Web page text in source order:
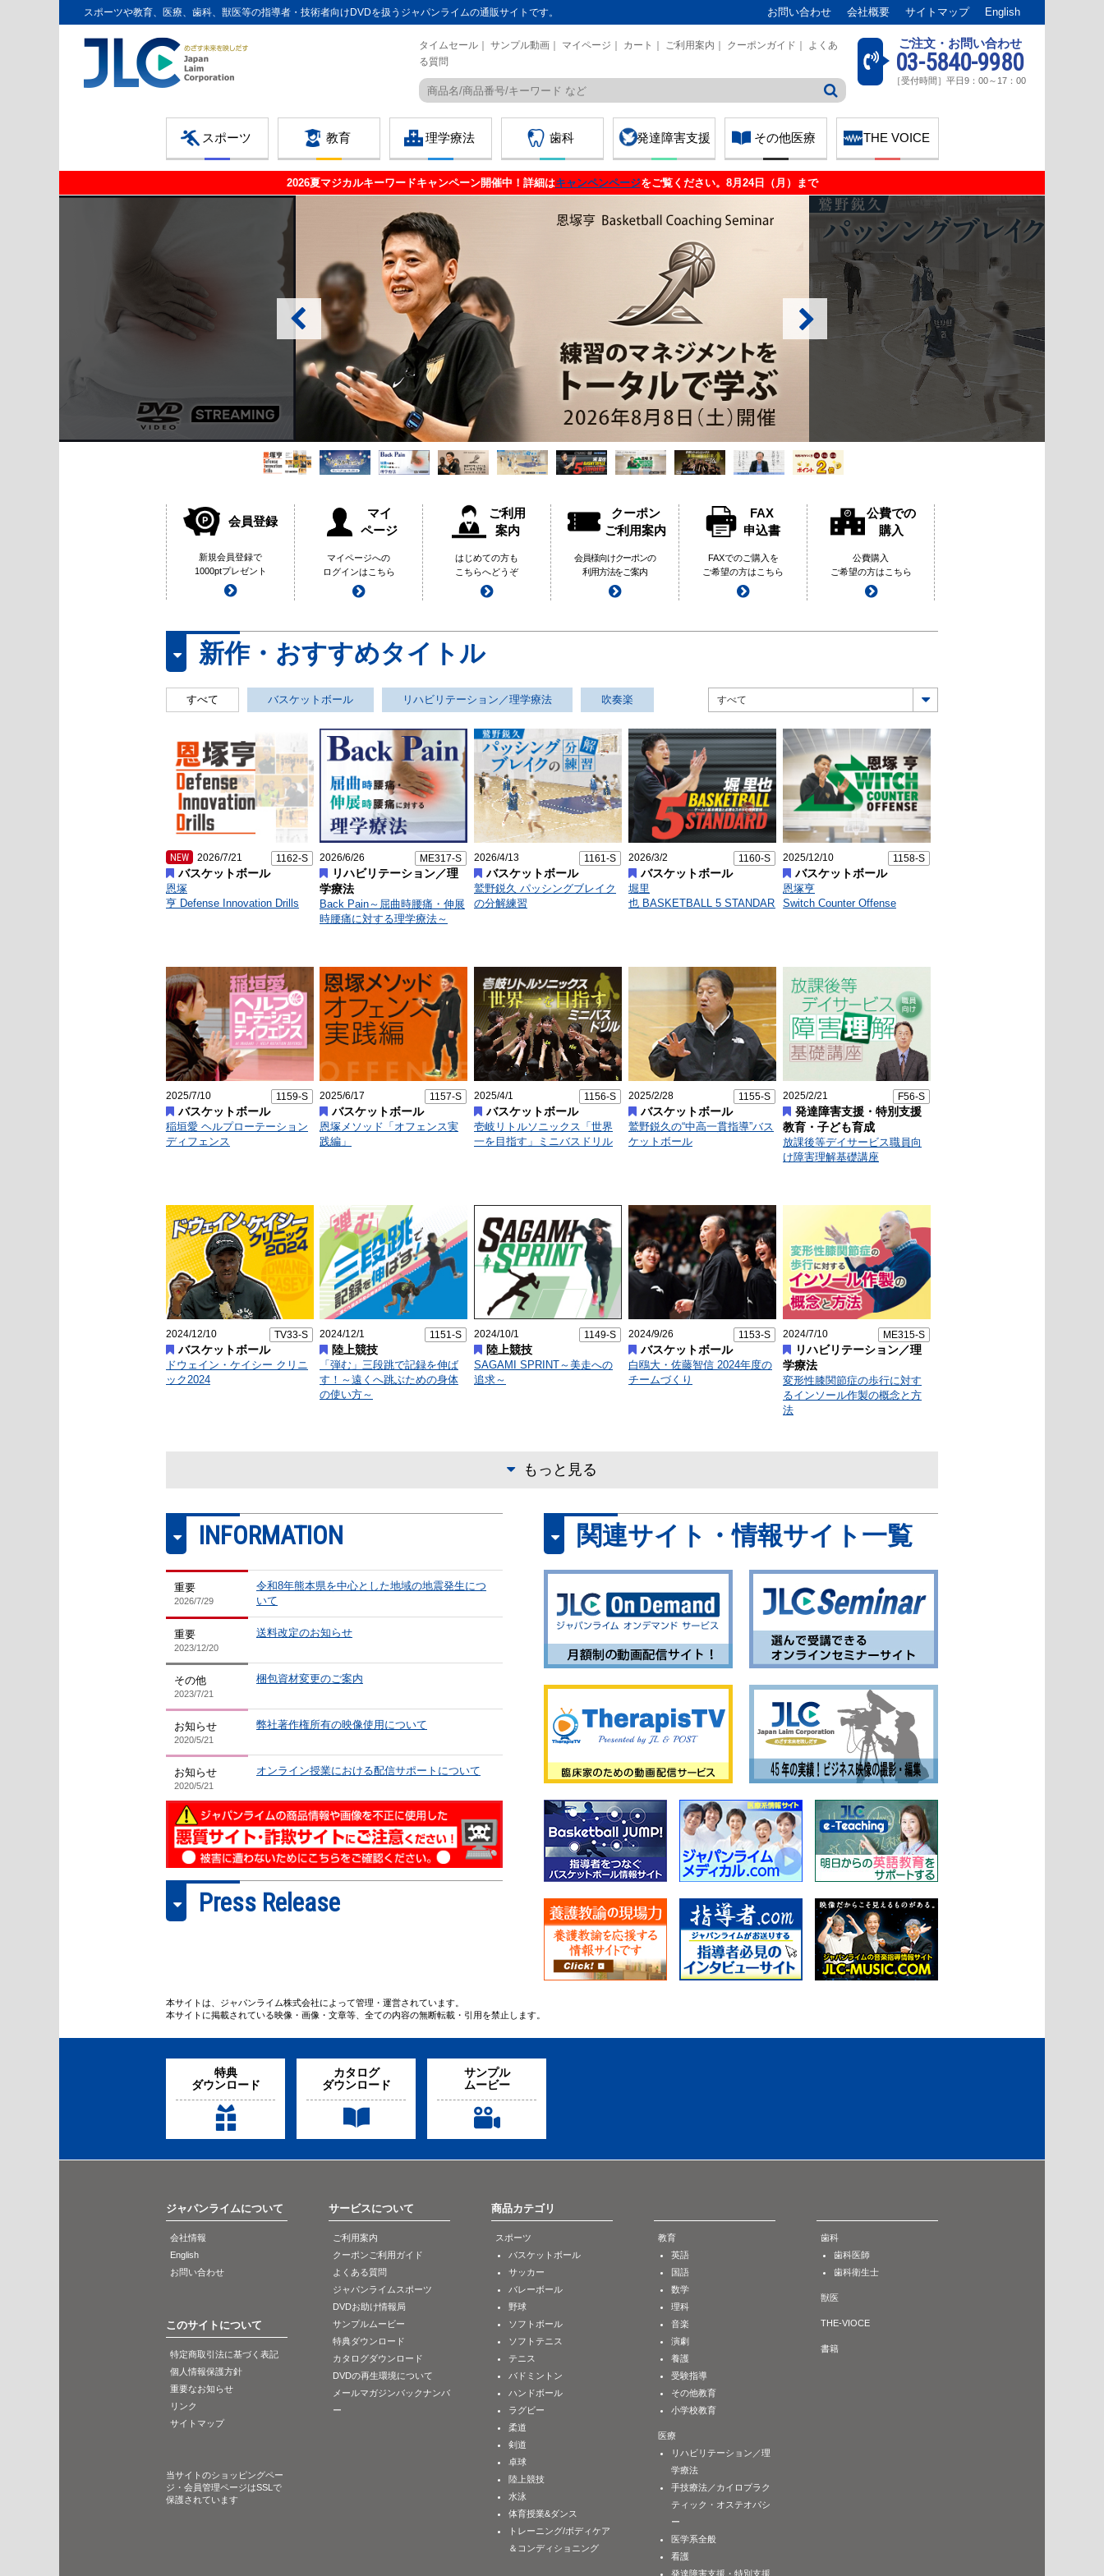
スポーツや教育、医療、歯科、獣医等の指導者・技術者向けDVDを扱うジャパンライムの通販サイトです。 お問い合わせ 会社概要 サイトマップ English
ご注文・お問い合わせ
03-5840-9980
［受付時間］平日9：00～17：00
タイムセール サンプル動画 マイページ カート ご利用案内 クーポンガイド
よくあ
る質問
スポーツ 教育 理学療法 歯科 発達障害支援 その他医療 THE VOICE
2026夏マジカルキーワードキャンペーン開催中！詳細はキャンペンページをご覧ください。8月24日（月）まで
会員登録
新規会員登録で
1000ptプレゼント
マイ
ページ
マイページへの
ログインはこちら
ご利用
案内
はじめての方も
こちらへどうぞ
クーポン
ご利用案内
会員様向けクーポンの
利用方法をご案内
FAX
申込書
FAXでのご購入を
ご希望の方はこちら
公費での
購入
公費購入
ご希望の方はこちら
新作・おすすめタイトル
すべて バスケットボール リハビリテーション／理学療法 吹奏楽
NEW 2026/7/21 1162-S
バスケットボール
恩塚
亨 Defense Innovation Drills
2026/6/26 ME317-S
リハビリテーション／理
学療法
Back Pain～屈曲時腰痛・伸展
時腰痛に対する理学療法～
2026/4/13 1161-S
バスケットボール
鷲野鋭久 パッシングブレイク
の分解練習
2026/3/2 1160-S
バスケットボール
堀里
也 BASKETBALL 5 STANDARD
2025/12/10 1158-S
バスケットボール
恩塚亨
Switch Counter Offense
2025/7/10 1159-S
バスケットボール
稲垣愛 ヘルプローテーション
ディフェンス
2025/6/17 1157-S
バスケットボール
恩塚メソッド「オフェンス実
践編」
2025/4/1 1156-S
バスケットボール
壱岐リトルソニックス「世界
一を目指す」ミニバスドリル
2025/2/28 1155-S
バスケットボール
鷲野鋭久の“中高一貫指導”バス
ケットボール
2025/2/21 F56-S
発達障害支援・特別支援
教育・子ども育成
放課後等デイサービス職員向
け障害理解基礎講座
2024/12/10 TV33-S
バスケットボール
ドウェイン・ケイシー クリニ
ック2024
2024/12/1 1151-S
陸上競技
「弾む」三段跳で記録を伸ば
す！～遠くへ跳ぶための身体
の使い方～
2024/10/1 1149-S
陸上競技
SAGAMI SPRINT～美走への
追求～
2024/9/26 1153-S
バスケットボール
白鴎大・佐藤智信 2024年度の
チームづくり
2024/7/10 ME315-S
リハビリテーション／理
学療法
変形性膝関節症の歩行に対す
るインソール作製の概念と方
法
2024/7/10 1152-S
バレーボール
ゲームを想定したディフェン
ス分解練習
2024/7/10 1148-S
陸上競技
ら 強い“インパクト”を引き出
す
2024/6/13 1150-S
BASKETBALL CONCEPT
2024/5/29 ME314-S
リハビリテーション／理
学療法
軸圧連動メソッド
Functional Recovery Approach
2024/4/1 TF04-S
陸上競技
【陸上競技の専門書シリー
ズ】短距離／Sprint
2024/3/20 ME316-S
リハビリテーション／理
学療法
機能解剖
学 functional anatomy
2024/2/20 1145-S
バスケットボール
陸川章 Tokai Defense
Coaching ＆ Drills
1146-S
陸上競技
SAGAMI SPRINT ハードル
2023/11/24 1141-S
バスケットボール
恩塚亨 Offence Game Model
2023/11/1 1147-S
陸上競技
円盤をより遠くへ飛ばすため
に
リハビリテーション／理
学療法
ション保持機能に着目して～
バスケットボール
U-18 誰にでもできることをし
っかりプレーしよう
リハビリテーション／理
学療法
価と治療＜狭窄性腱鞘炎と胸
郭出口症候群＞
始めよう！棒高跳
Let’s pole vault
2023/6/1 TV32-S
陸上競技
女子選手のための陸上競技講
習会
2023/5/8
陸上競技
混成競技を強くするチームづ
2023/5/8
リハビリテーション／理
陸上競技
「低い姿勢」と「反射利用」
2022/12/1 ME306-S 2022/11/15
バレーボール
U-15「トータルディフェン
ス」コーチング
もっと見る
INFORMATION
重要
2026/7/29
令和8年熊本県を中心とした地域の地震発生につ
いて
重要
2023/12/20
送料改定のお知らせ
その他
2023/7/21
梱包資材変更のご案内
お知らせ
2020/5/21
弊社著作権所有の映像使用について
お知らせ
2020/5/21
オンライン授業における配信サポートについて
Press Release
関連サイト・情報サイト一覧
本サイトは、ジャパンライム株式会社によって管理・運営されています。
本サイトに掲載されている映像・画像・文章等、全ての内容の無断転載・引用を禁止します。
特典
ダウンロード
カタログ
ダウンロード
サンプル
ムービー
ジャパンライムについて
会社情報
English
お問い合わせ
このサイトについて
特定商取引法に基づく表記
個人情報保護方針
重要なお知らせ
リンク
サイトマップ
当サイトのショッピングペー
ジ・会員管理ページはSSLで
保護されています
サービスについて
ご利用案内
クーポンご利用ガイド
よくある質問
ジャパンライムスポーツ
DVDお助け情報局
サンプルムービー
特典ダウンロード
カタログダウンロード
DVDの再生環境について
メールマガジンバックナンバ
ー
商品カテゴリ
スポーツ
バスケットボール
サッカー
バレーボール
野球
ソフトボール
ソフトテニス
テニス
バドミントン
ハンドボール
ラグビー
柔道
剣道
卓球
陸上競技
水泳
体育授業&ダンス
トレーニング/ボディケア
＆コンディショニング
教育
英語
国語
数学
理科
音楽
演劇
養護
受験指導
その他教育
小学校教育
医療
リハビリテーション／理
学療法
手技療法／カイロプラク
ティック・オステオパシ
ー
医学系全般
看護
発達障害支援・特別支援
歯科
歯科医師
歯科衛生士
獣医
THE-VIOCE
書籍